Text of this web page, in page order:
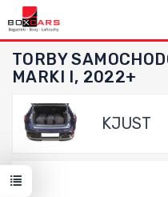
TORBY
MARKI I, 2022+
KJUST